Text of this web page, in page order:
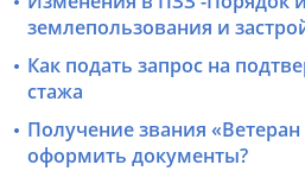
землепользования и
Как подать запрос на
стажа
Получение звания «Ветеран
оформить документы?